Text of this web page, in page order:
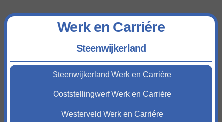
Werk en Carriére
Steenwijkerland
Steenwijkerland Werk en Carriére
Ooststellingwerf Werk en Carriére
Westerveld Werk en Carriére